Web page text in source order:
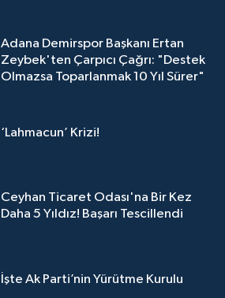
Adana Demirspor Başkanı Ertan
Zeybek'ten Çarpıcı Çağrı: "Destek
Olmazsa Toparlanmak 10 Yıl Sürer"
‘Lahmacun’ Krizi!
Ceyhan Ticaret Odası'na Bir Kez
Daha 5 Yıldız! Başarı Tescillendi
İşte Ak Parti’nin Yürütme Kurulu